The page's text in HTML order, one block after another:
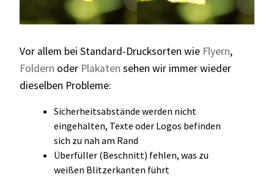
Vor allem bei Standard-Drucksorten wie Flyern,
Foldern oder Plakaten sehen wir immer wieder
dieselben Probleme:
Sicherheitsabstände werden nicht
eingehalten, Texte oder Logos befinden
sich zu nah am Rand
Überfüller (Beschnitt) fehlen, was zu
weißen Blitzerkanten führt